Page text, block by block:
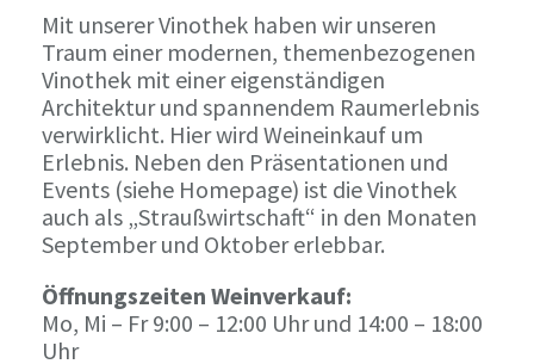
Mit unserer Vinothek haben wir unseren
Traum einer modernen, themenbezogenen
Vinothek mit einer eigenständigen
Architektur und spannendem Raumerlebnis
verwirklicht. Hier wird Weineinkauf um
Erlebnis. Neben den Präsentationen und
Events (siehe Homepage) ist die Vinothek
auch als „Straußwirtschaft“ in den Monaten
September und Oktober erlebbar.
Öffnungszeiten Weinverkauf:
Mo, Mi – Fr 9:00 – 12:00 Uhr und 14:00 – 18:00
Uhr